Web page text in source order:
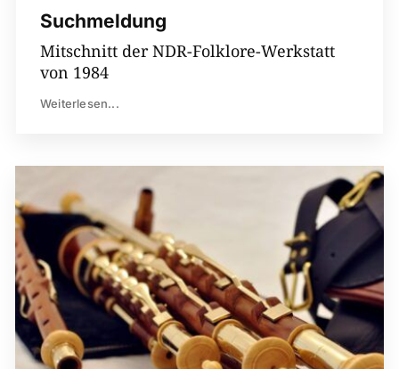
Suchmeldung
Mitschnitt der NDR-Folklore-Werkstatt
von 1984
Weiterlesen...